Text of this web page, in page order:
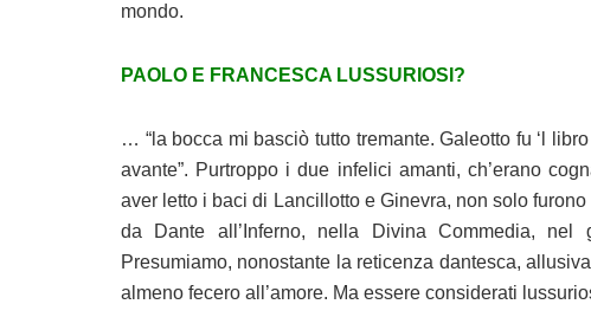
mondo.
PAOLO E FRANCESCA LUSSURIOSI?
… “la bocca mi basciò tutto tremante. Galeotto fu ‘l
avante”. Purtroppo i due infelici amanti, ch’erano
aver letto i baci di Lancillotto e Ginevra, non solo
da Dante all’Inferno, nella Divina Commedia,
Presumiamo, nonostante la reticenza dantesca,
almeno fecero all’amore. Ma essere considerati